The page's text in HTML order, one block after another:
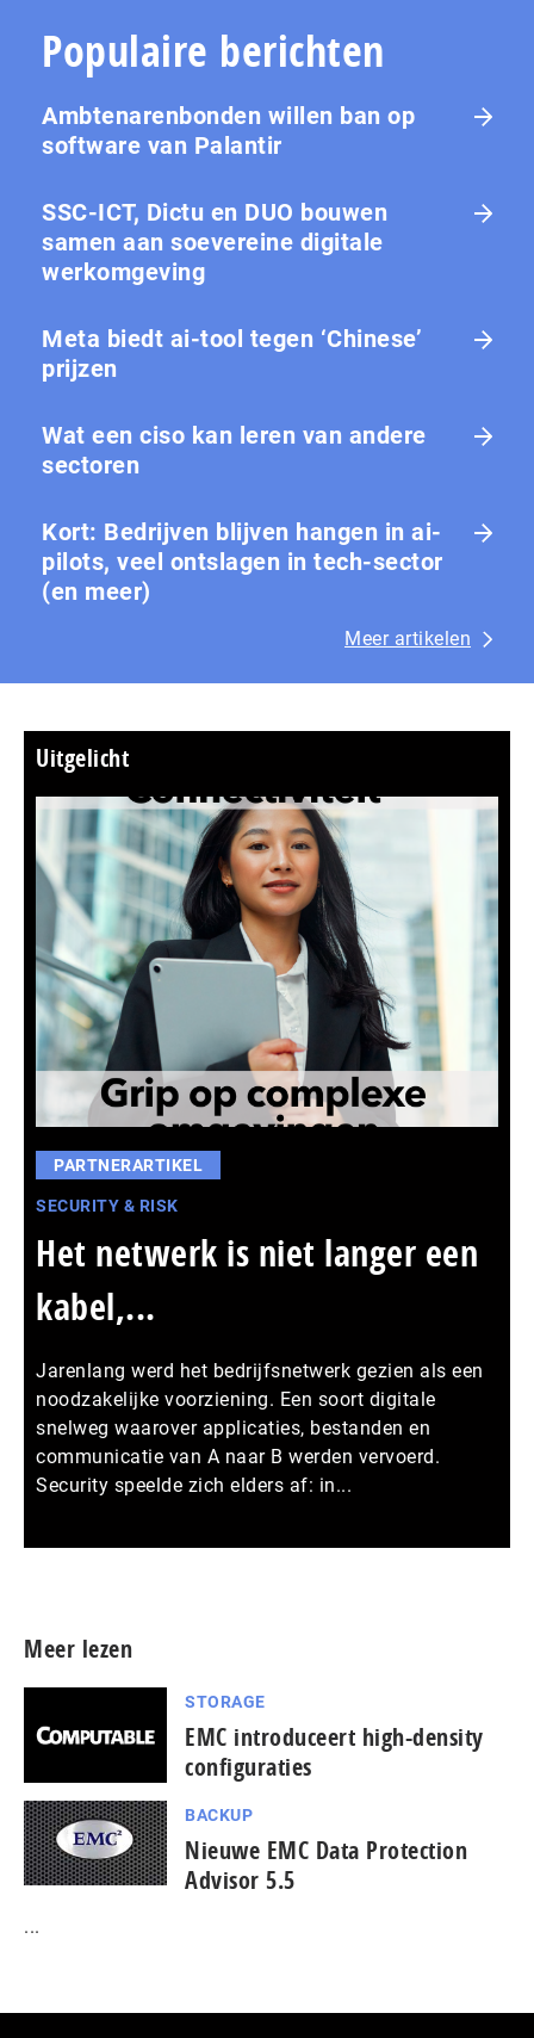
Populaire berichten
Ambtenarenbonden willen ban op
software van Palantir
SSC-ICT, Dictu en DUO bouwen
samen aan soevereine digitale
werkomgeving
Meta biedt ai-tool tegen ‘Chinese’
prijzen
Wat een ciso kan leren van andere
sectoren
Kort: Bedrijven blijven hangen in ai-
pilots, veel ontslagen in tech-sector
(en meer)
Meer artikelen
Uitgelicht
PARTNERARTIKEL
SECURITY & RISK
Het netwerk is niet langer een
kabel,...
Jarenlang werd het bedrijfsnetwerk gezien als een
noodzakelijke voorziening. Een soort digitale
snelweg waarover applicaties, bestanden en
communicatie van A naar B werden vervoerd.
Security speelde zich elders af: in...
Meer lezen
STORAGE
EMC introduceert high-density
configuraties
BACKUP
Nieuwe EMC Data Protection
Advisor 5.5
...